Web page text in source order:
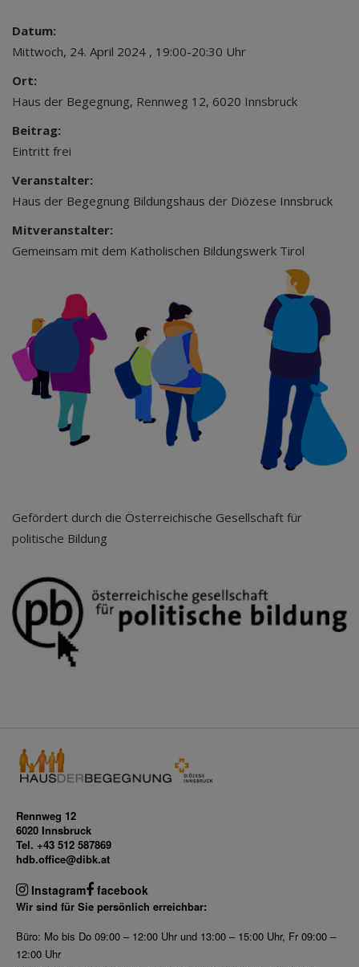
Datum:
Mittwoch, 24. April 2024 , 19:00-20:30 Uhr
Ort:
Haus der Begegnung, Rennweg 12, 6020 Innsbruck
Beitrag:
Eintritt frei
Veranstalter:
Haus der Begegnung Bildungshaus der Diözese Innsbruck
Mitveranstalter:
Gemeinsam mit dem Katholischen Bildungswerk Tirol
Gefördert durch die Österreichische Gesellschaft für
politische Bildung
Rennweg 12
6020 Innsbruck
Tel. +43 512 587869
hdb.office@dibk.at
Instagram facebook
Wir sind für Sie persönlich erreichbar:
Büro: Mo bis Do 09:00 – 12:00 Uhr und 13:00 – 15:00 Uhr, Fr 09:00 –
12:00 Uhr